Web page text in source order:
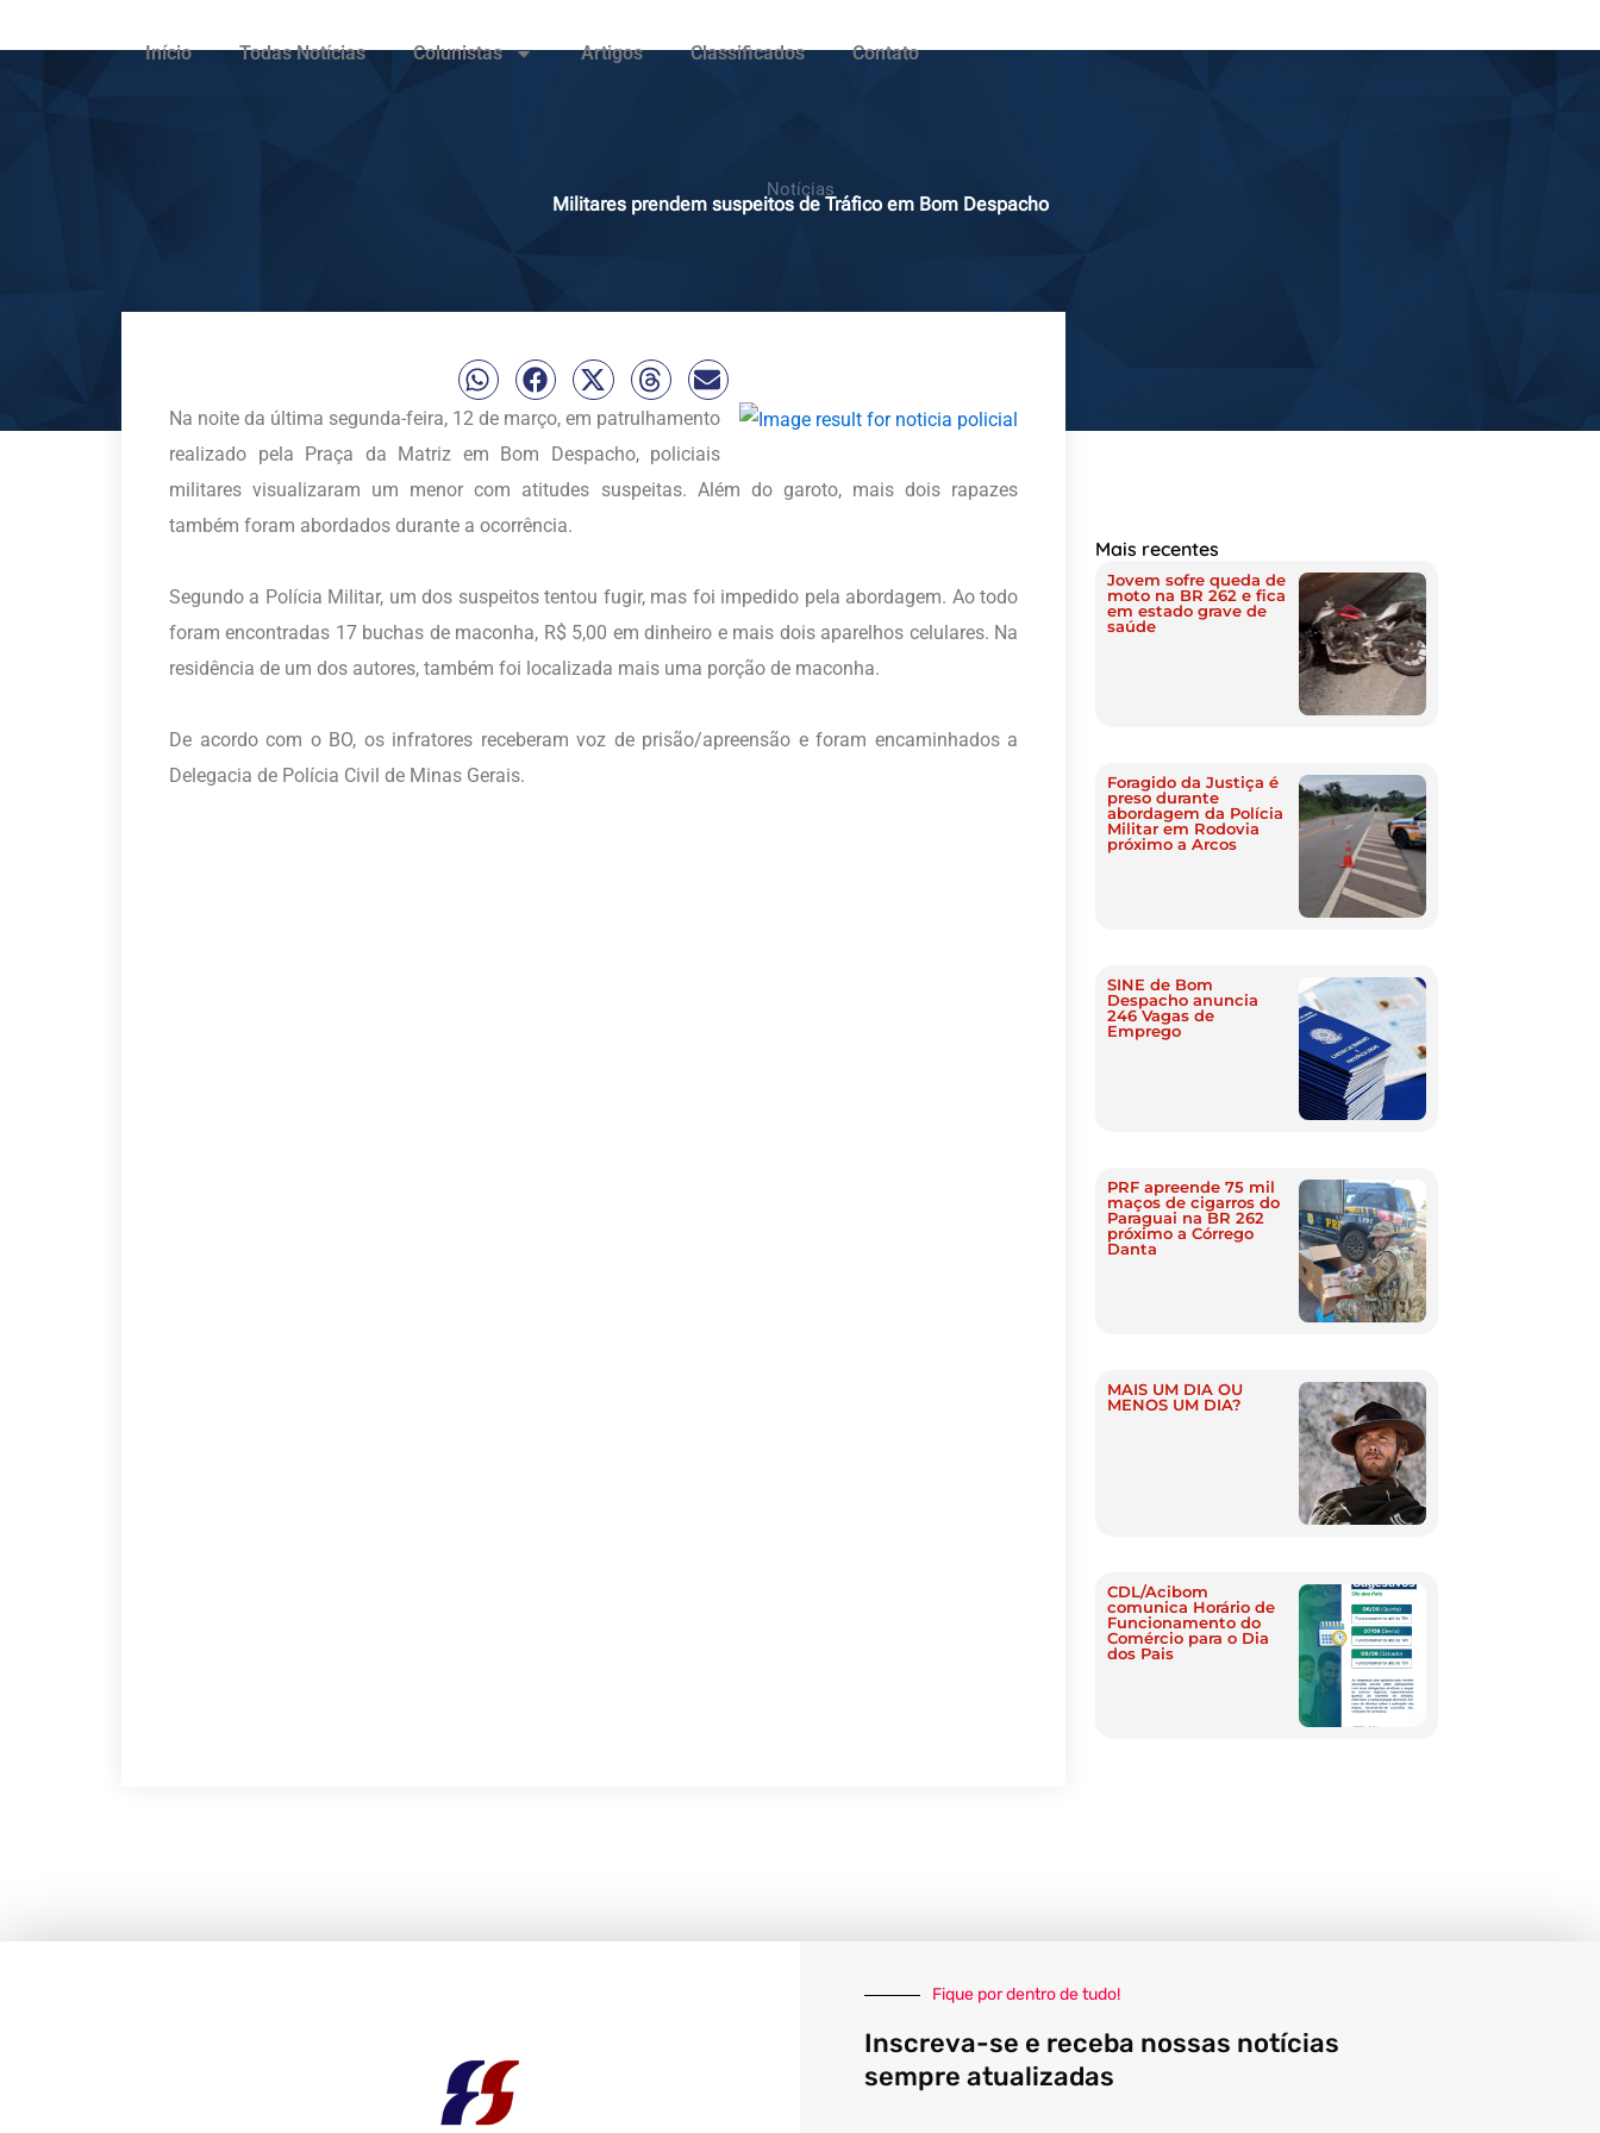
Início Todas Notícias Colunistas Artigos Classificados Contato
Notícias
Militares prendem suspeitos de Tráfico em Bom Despacho
Na noite da última segunda-feira, 12 de março, em patrulhamento
realizado pela Praça da Matriz em Bom Despacho, policiais
militares visualizaram um menor com atitudes suspeitas. Além do garoto, mais dois rapazes
também foram abordados durante a ocorrência.
Segundo a Polícia Militar, um dos suspeitos tentou fugir, mas foi impedido pela abordagem. Ao todo
foram encontradas 17 buchas de maconha, R$ 5,00 em dinheiro e mais dois aparelhos celulares. Na
residência de um dos autores, também foi localizada mais uma porção de maconha.
De acordo com o BO, os infratores receberam voz de prisão/apreensão e foram encaminhados a
Delegacia de Polícia Civil de Minas Gerais.
Mais recentes
Jovem sofre queda de
moto na BR 262 e fica
em estado grave de
saúde
Foragido da Justiça é
preso durante
abordagem da Polícia
Militar em Rodovia
próximo a Arcos
SINE de Bom
Despacho anuncia
246 Vagas de
Emprego
PRF apreende 75 mil
maços de cigarros do
Paraguai na BR 262
próximo a Córrego
Danta
MAIS UM DIA OU
MENOS UM DIA?
CDL/Acibom
comunica Horário de
Funcionamento do
Comércio para o Dia
dos Pais
Fique por dentro de tudo!
Inscreva-se e receba nossas notícias
sempre atualizadas